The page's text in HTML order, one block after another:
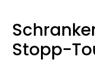
Stopp-